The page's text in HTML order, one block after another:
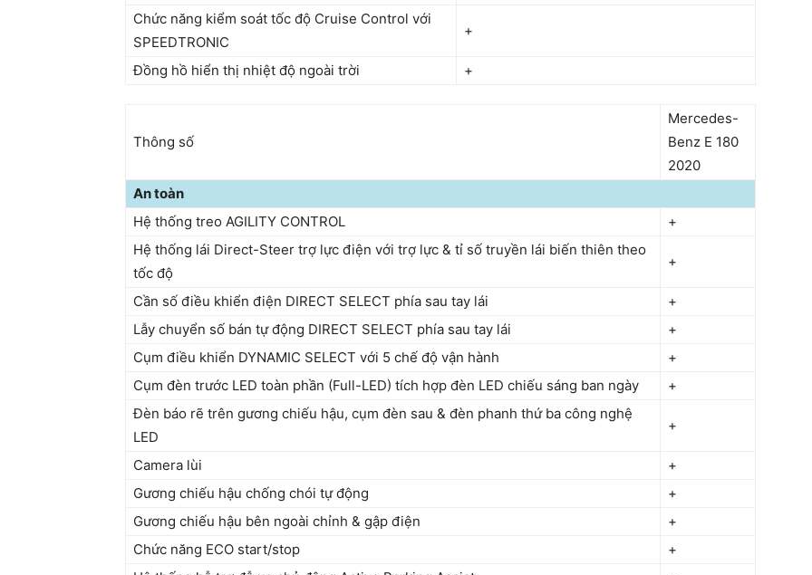
Chức năng kiểm soát tốc độ Cruise Control với
SPEEDTRONIC
+
Đồng hồ hiển thị nhiệt độ ngoài trời +
Thông số
Mercedes-
Benz E 180
2020
An toàn
Hệ thống treo AGILITY CONTROL
+
Hệ thống lái Direct-Steer trợ lực điện với trợ lực & tỉ số truyền lái biến thiên theo
tốc độ
+
Cần số điều khiển điện DIRECT SELECT phía sau tay lái
+
Lẫy chuyển số bán tự động DIRECT SELECT phía sau tay lái
+
Cụm điều khiển DYNAMIC SELECT với 5 chế độ vận hành
+
Cụm đèn trước LED toàn phần (Full-LED) tích hợp đèn LED chiếu sáng ban ngày
+
Đèn báo rẽ trên gương chiếu hậu, cụm đèn sau & đèn phanh thứ ba công nghệ
LED
+
Camera lùi
+
Gương chiếu hậu chống chói tự động
+
Gương chiếu hậu bên ngoài chỉnh & gập điện
+
Chức năng ECO start/stop
+